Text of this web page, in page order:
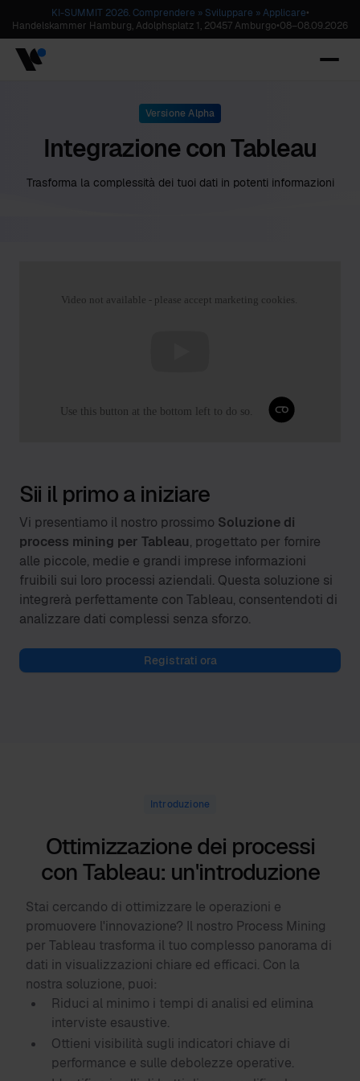
KI-SUMMIT 2026. Comprendere » Sviluppare » Applicare•
Handelskammer Hamburg, Adolphsplatz 1, 20457 Amburgo•08–08.09.2026
Versione Alpha
Integrazione con Tableau
Trasforma la complessità dei tuoi dati in potenti informazioni
Sii il primo a iniziare
Vi presentiamo il nostro prossimo Soluzione di
process mining per Tableau, progettato per fornire
alle piccole, medie e grandi imprese informazioni
fruibili sui loro processi aziendali. Questa soluzione si
integrerà perfettamente con Tableau, consentendoti di
analizzare dati complessi senza sforzo.
Registrati ora
Introduzione
Ottimizzazione dei processi
con Tableau: un'introduzione
Stai cercando di ottimizzare le operazioni e
promuovere l'innovazione? Il nostro Process Mining
per Tableau trasforma il tuo complesso panorama di
dati in visualizzazioni chiare ed efficaci. Con la
nostra soluzione, puoi:
Riduci al minimo i tempi di analisi ed elimina
interviste esaustive.
Ottieni visibilità sugli indicatori chiave di
performance e sulle debolezze operative.